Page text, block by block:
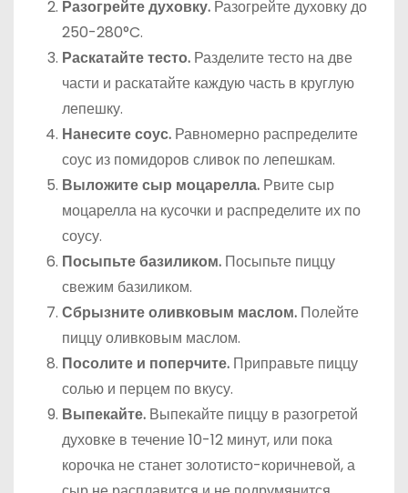
Разогрейте духовку.Разогрейте духовку до
250-280°C.
Раскатайте тесто.Разделите тесто на две
части и раскатайте каждую часть в круглую
лепешку.
Нанесите соус.Равномерно распределите
соус из помидоров сливок по лепешкам.
Выложите сыр моцарелла.Рвите сыр
моцарелла на кусочки и распределите их по
соусу.
Посыпьте базиликом.Посыпьте пиццу
свежим базиликом.
Сбрызните оливковым маслом.Полейте
пиццу оливковым маслом.
Посолите и поперчите.Приправьте пиццу
солью и перцем по вкусу.
Выпекайте.Выпекайте пиццу в разогретой
духовке в течение 10-12 минут, или пока
корочка не станет золотисто-коричневой, а